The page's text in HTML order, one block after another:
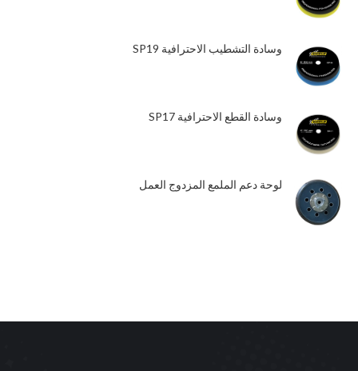
وسادة التشطيب الاحترافية SP19
وسادة القطع الاحترافية SP17
لوحة دعم الملمع المزدوج العمل